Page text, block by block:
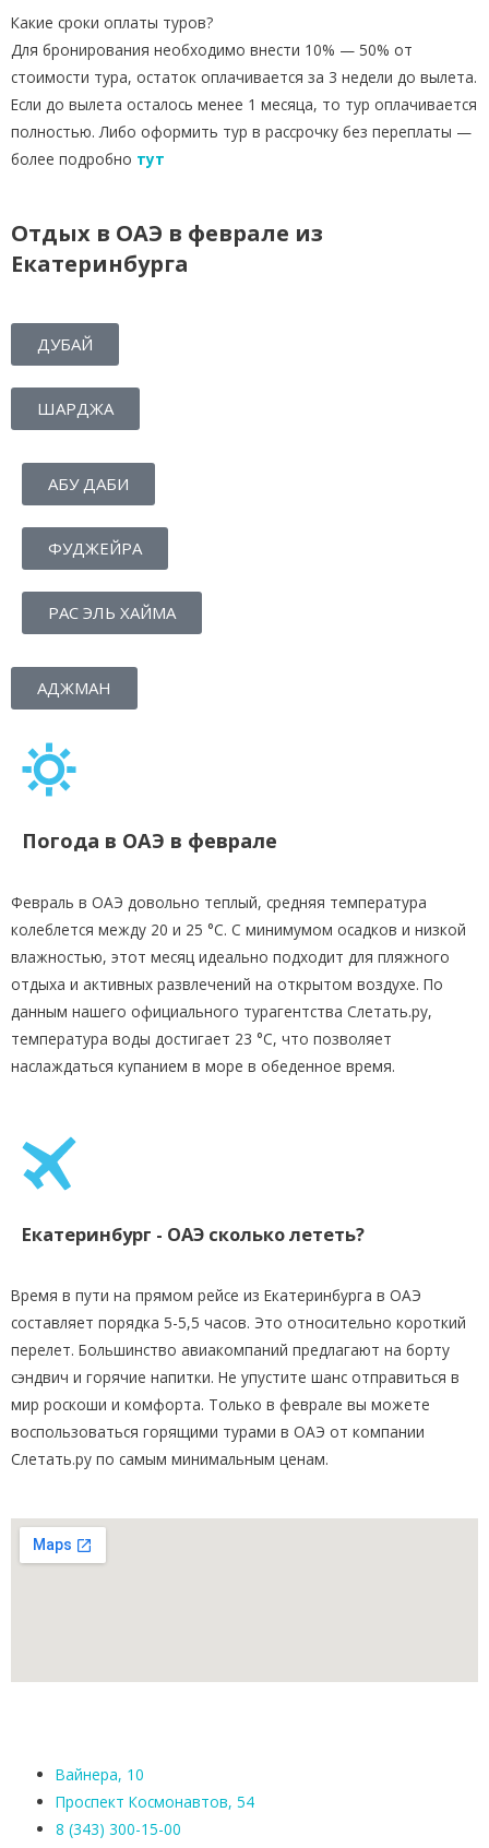
Какие сроки оплаты туров?
Для бронирования необходимо внести 10% — 50% от
стоимости тура, остаток оплачивается за 3 недели до вылета.
Если до вылета осталось менее 1 месяца, то тур оплачивается
полностью. Либо оформить тур в рассрочку без переплаты —
более подробно тут
Отдых в ОАЭ в феврале из
Екатеринбурга
ДУБАЙ
ШАРДЖА
АБУ ДАБИ
ФУДЖЕЙРА
РАС ЭЛЬ ХАЙМА
АДЖМАН
Погода в ОАЭ в феврале
Февраль в ОАЭ довольно теплый, средняя температура
колеблется между 20 и 25 °C. С минимумом осадков и низкой
влажностью, этот месяц идеально подходит для пляжного
отдыха и активных развлечений на открытом воздухе. По
данным нашего официального турагентства Слетать.ру,
температура воды достигает 23 °C, что позволяет
наслаждаться купанием в море в обеденное время.
Екатеринбург - ОАЭ сколько лететь?
Время в пути на прямом рейсе из Екатеринбурга в ОАЭ
составляет порядка 5-5,5 часов. Это относительно короткий
перелет. Большинство авиакомпаний предлагают на борту
сэндвич и горячие напитки. Не упустите шанс отправиться в
мир роскоши и комфорта. Только в феврале вы можете
воспользоваться горящими турами в ОАЭ от компании
Слетать.ру по самым минимальным ценам.
Вайнера, 10
Проспект Космонавтов, 54
8 (343) 300-15-00